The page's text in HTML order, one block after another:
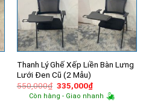
Thanh Lý Ghế Xếp Liền Bàn Lưng
Lưới Đen Cũ (2 Mẫu)
550,000₫ Giá
gốc
là:
335,000₫Giá
hiện
tại
Còn hàng - Giao nhanh